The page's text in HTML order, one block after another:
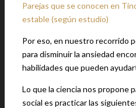
Parejas que se conocen en
estable (según estudio)
Por eso, en nuestro recorrido
para disminuir la ansiedad
habilidades que pueden
Lo que la ciencia nos propone
social es practicar las